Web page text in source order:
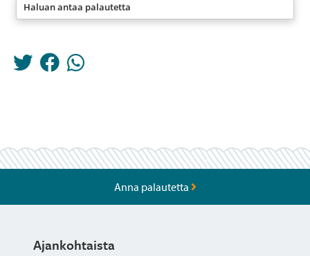
Haluan antaa palautetta
Anna palautetta
Ajankohtaista